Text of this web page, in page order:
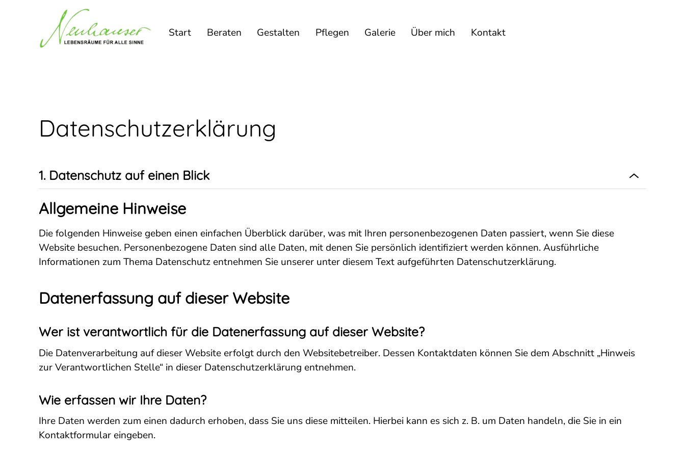
Start Beraten Gestalten Pflegen Galerie Über mich Kontakt
Datenschutz­erklärung
1. Datenschutz auf einen Blick
Allgemeine Hinweise
Die folgenden Hinweise geben einen einfachen Überblick darüber, was mit Ihren personenbezogenen Daten passiert, wenn Sie diese
Website besuchen. Personenbezogene Daten sind alle Daten, mit denen Sie persönlich identifiziert werden können. Ausführliche
Informationen zum Thema Datenschutz entnehmen Sie unserer unter diesem Text aufgeführten Datenschutzerklärung.
Datenerfassung auf dieser Website
Wer ist verantwortlich für die Datenerfassung auf dieser Website?
Die Datenverarbeitung auf dieser Website erfolgt durch den Websitebetreiber. Dessen Kontaktdaten können Sie dem Abschnitt „Hinweis
zur Verantwortlichen Stelle“ in dieser Datenschutzerklärung entnehmen.
Wie erfassen wir Ihre Daten?
Ihre Daten werden zum einen dadurch erhoben, dass Sie uns diese mitteilen. Hierbei kann es sich z. B. um Daten handeln, die Sie in ein
Kontaktformular eingeben.